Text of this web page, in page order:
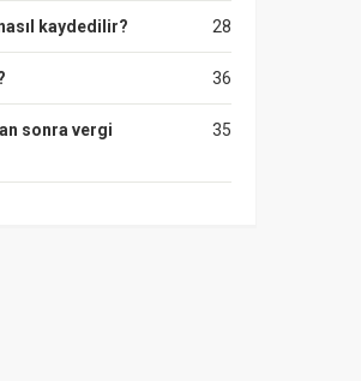
28
kaydedilir?
36
35
sonra vergi